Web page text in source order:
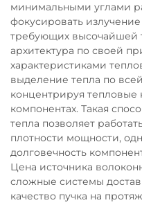
минимальными углами
фокусировать
требующих высочайшей
архитектура по своей
характеристиками
выделение тепла по
концентрируя тепловые
компонентах. Такая
тепла позволяет
плотности мощности,
долговечность
Цена источника
сложные системы
качество пучка на